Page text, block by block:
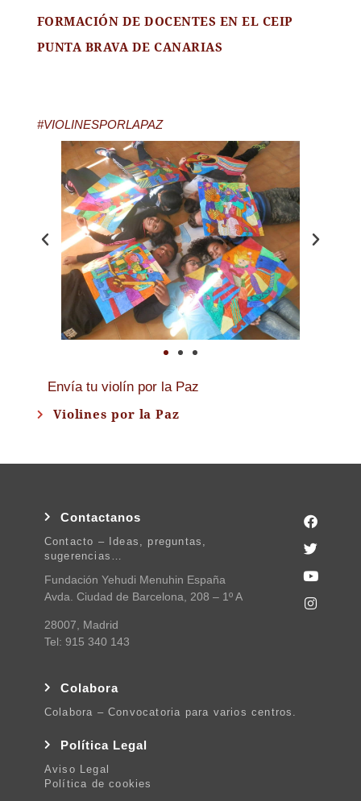
FORMACIÓN DE DOCENTES EN EL CEIP
PUNTA BRAVA DE CANARIAS
#VIOLINESPORLAPAZ
Envía tu violín por la Paz
Violines por la Paz
Contactanos
Contacto – Ideas, preguntas,
sugerencias…
Fundación Yehudi Menuhin España
Avda. Ciudad de Barcelona, 208 – 1º A
28007, Madrid
Tel: 915 340 143
Colabora
Colabora – Convocatoria para varios centros.
Política Legal
Aviso Legal
Política de cookies